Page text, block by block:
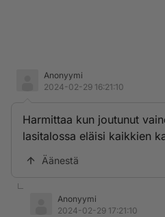
Anonyymi
2024-02-29 16:21:10
Harmittaa kun joutunut
lasitalossa eläisi kaikkien
Äänestä
Anonyymi
2024-02-29 17:21:10